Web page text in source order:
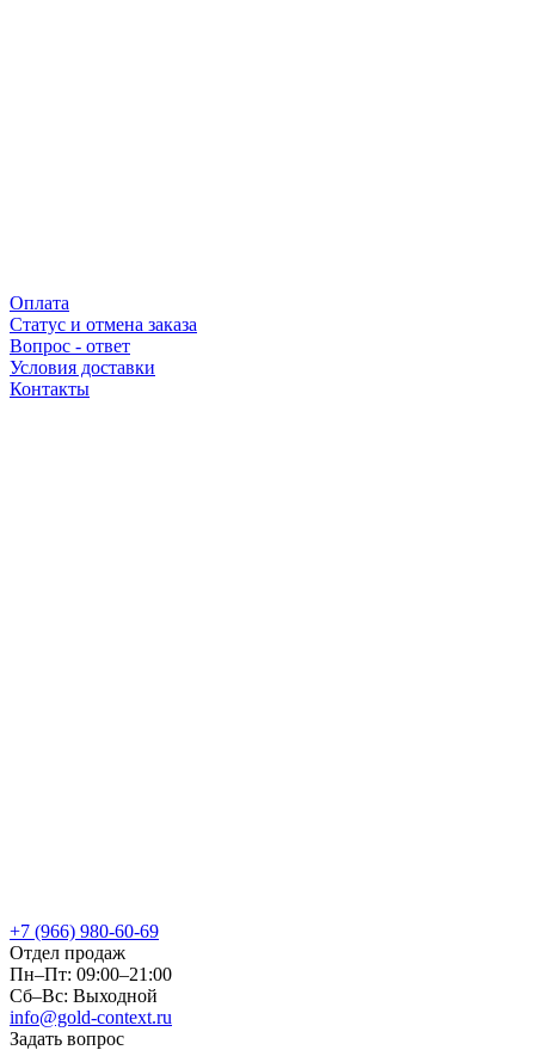
Оплата
Статус и отмена заказа
Вопрос - ответ
Условия доставки
Контакты
+7 (966) 980-60-69
Отдел продаж
Пн–Пт: 09:00–21:00
Сб–Вс: Выходной
info@gold-context.ru
Задать вопрос